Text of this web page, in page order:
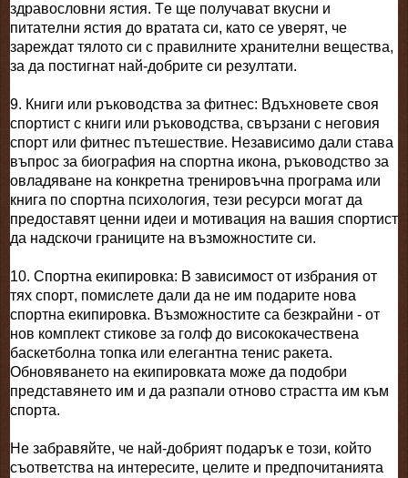
здравословни ястия. Те ще получават вкусни и
питателни ястия до вратата си, като се уверят, че
зареждат тялото си с правилните хранителни вещества,
за да постигнат най-добрите си резултати.
9. Книги или ръководства за фитнес: Вдъхновете своя
спортист с книги или ръководства, свързани с неговия
спорт или фитнес пътешествие. Независимо дали става
въпрос за биография на спортна икона, ръководство за
овладяване на конкретна тренировъчна програма или
книга по спортна психология, тези ресурси могат да
предоставят ценни идеи и мотивация на вашия спортист
да надскочи границите на възможностите си.
10. Спортна екипировка: В зависимост от избрания от
тях спорт, помислете дали да не им подарите нова
спортна екипировка. Възможностите са безкрайни - от
нов комплект стикове за голф до висококачествена
баскетболна топка или елегантна тенис ракета.
Обновяването на екипировката може да подобри
представянето им и да разпали отново страстта им към
спорта.
Не забравяйте, че най-добрият подарък е този, който
съответства на интересите, целите и предпочитанията